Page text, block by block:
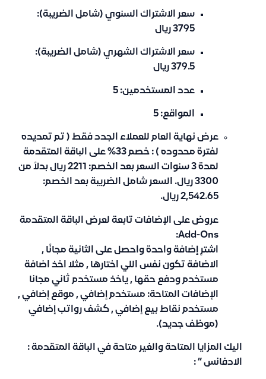
سعر الاشتراك السنوي (شامل الضريبة):
3795 ريال
سعر الاشتراك الشهري (شامل الضريبة):
379.5 ريال
عدد المستخدمين: 5
المواقع: 5
عرض نهاية العام للعملاء الجدد فقط ( تم تمديده
لفترة محدوده ) : خصم 33% على الباقة المتقدمة
لمدة 3 سنوات السعر بعد الخصم: 2211 ريال بدلاً من
3300 ريال. السعر شامل الضريبة بعد الخصم:
2,542.65 ريال.
عروض على الإضافات تابعة لعرض الباقة المتقدمة
Add-Ons:
اشترِ إضافة واحدة واحصل على الثانية مجانًا ,
الاضافة تكون نفس اللي اختارها , مثلا اخذ اضافة
مستخدم ودفع حقها , ياخذ مستخدم ثاني مجانا
الإضافات المتاحة: مستخدم إضافي , موقع إضافي ,
مستخدم نقاط بيع إضافي , كشف رواتب إضافي
(موظف جديد).
اليك المزايا المتاحة والغير متاحة في الباقة المتقدمة :
الادفانس ” :